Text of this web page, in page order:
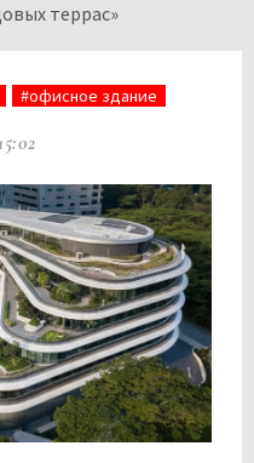
террас»
#офисное здание